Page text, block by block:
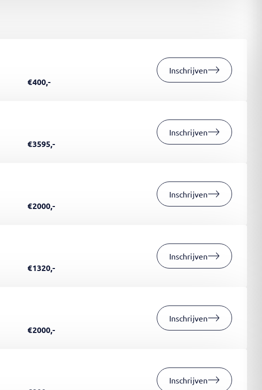
€400,-
Inschrijven
€3595,-
Inschrijven
€2000,-
Inschrijven
€1320,-
Inschrijven
€2000,-
Inschrijven
Inschrijven